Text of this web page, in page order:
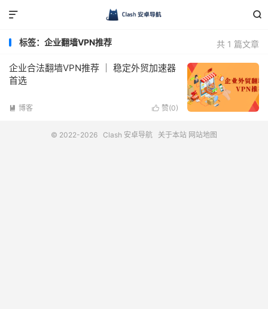


共 1 篇文章
标签：企业翻墙VPN推荐
企业合法翻墙VPN推荐 ｜ 稳定外贸加速器
首选
 赞(0)
 博客
© 2022-2026 Clash 安卓导航 关于本站 网站地图